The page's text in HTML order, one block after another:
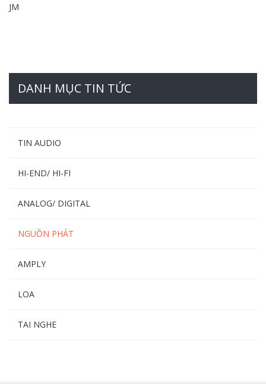
JM
DANH MỤC TIN TỨC
TIN AUDIO
HI-END/ HI-FI
ANALOG/ DIGITAL
NGUỒN PHÁT
AMPLY
LOA
TAI NGHE